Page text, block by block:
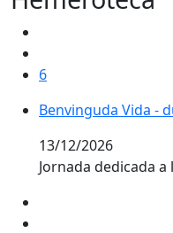
6
Benvinguda Vida -
Benvinguda Vida -
13/12/2026
Jornada dedicada